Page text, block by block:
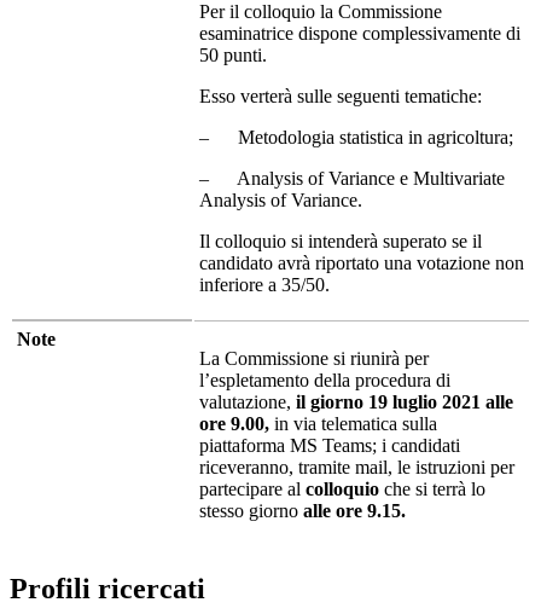
Per il colloquio la Commissione
esaminatrice dispone complessivamente di
50 punti.
Esso verterà sulle seguenti tematiche:
– Metodologia statistica in agricoltura;
– Analysis of Variance e Multivariate
Analysis of Variance.
Il colloquio si intenderà superato se il
candidato avrà riportato una votazione non
inferiore a 35/50.
Note
La Commissione si riunirà per
l’espletamento della procedura di
valutazione, il giorno 19 luglio 2021 alle
ore 9.00, in via telematica sulla
piattaforma MS Teams; i candidati
riceveranno, tramite mail, le istruzioni per
partecipare al colloquio che si terrà lo
stesso giorno alle ore 9.15.
Profili ricercati